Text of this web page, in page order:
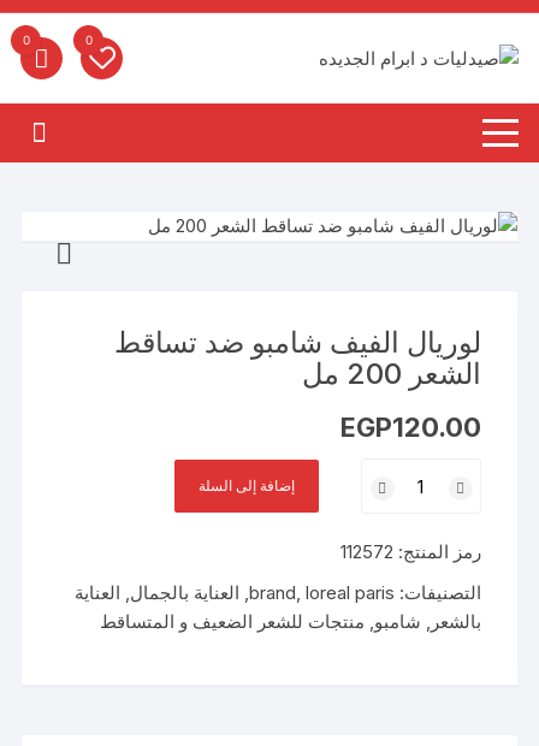
التجاوز
إلى
المحتوى
0
0
لوريال الفيف شامبو ضد تساقط
الشعر 200 مل
EGP120.00
لوريال
شامبو
ضد
تساقط
إضافة إلى السلة
رمز المنتج: 112572
التصنيفات:
brand, loreal paris
, العناية بالجمال, العناية
بالشعر , شامبو, منتجات للشعر الضعيف و المتساقط